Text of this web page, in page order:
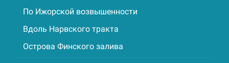
По Ижорской возвышенности
Вдоль Нарвского тракта
Острова Финского залива